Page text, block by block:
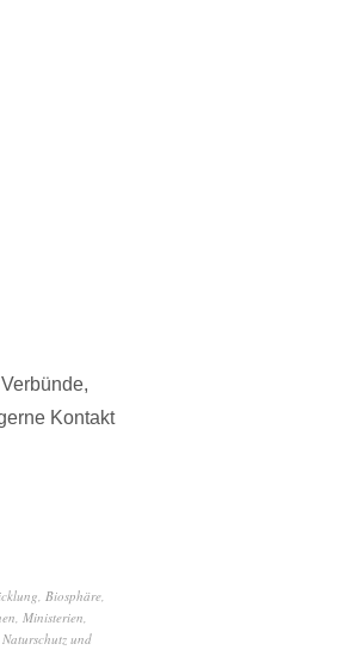
Kontakt
, Biosphäre,
, Ministerien,
Naturschutz und